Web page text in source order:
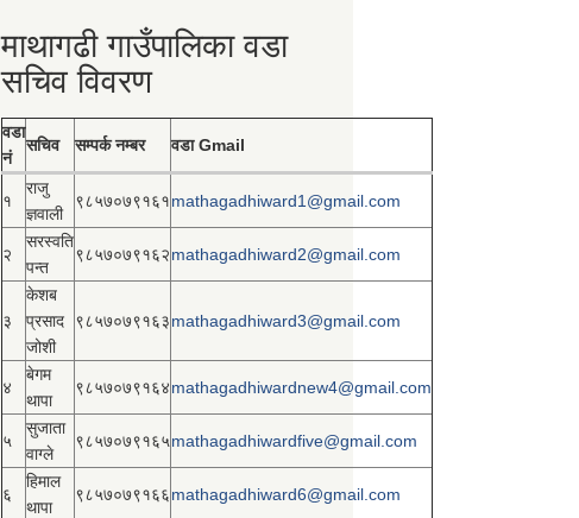
माथागढी गाउँपालिका वडा
सचिव विवरण
वडा
नं
सचिव सम्पर्क नम्बर वडा Gmail
१
राजु
ज्ञवाली
९८५७०७९१६१mathagadhiward1@gmail.com
२
सरस्वति
पन्त
९८५७०७९१६२mathagadhiward2@gmail.com
३
केशब
प्रसाद
जोशी
९८५७०७९१६३mathagadhiward3@gmail.com
४
बेगम
थापा
९८५७०७९१६४mathagadhiwardnew4@gmail.com
५
सुजाता
वाग्ले
९८५७०७९१६५mathagadhiwardfive@gmail.com
६
हिमाल
थापा
९८५७०७९१६६mathagadhiward6@gmail.com